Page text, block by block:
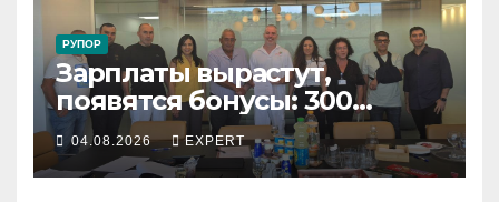
РУПОР
Зарплаты вырастут,
появятся бонусы: 300
сотрудников «Штраус»
получили новый
коллективный договор
04.08.2026 EXPERT